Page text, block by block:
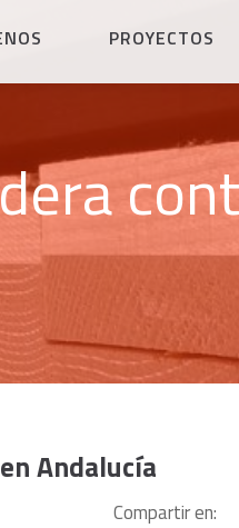
PROYECTOS
Andalucía
Compartir en: